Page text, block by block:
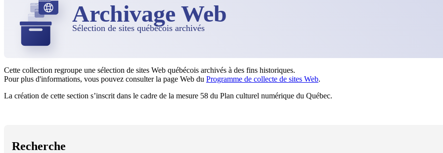
Archivage Web
Sélection de sites québécois archivés
Cette collection regroupe une sélection de sites Web québécois archivés à des fins historiques.
Pour plus d'informations, vous pouvez consulter la page Web du Programme de collecte de sites Web.
La création de cette section s’inscrit dans le cadre de la mesure 58 du Plan culturel numérique du Québec.
Recherche